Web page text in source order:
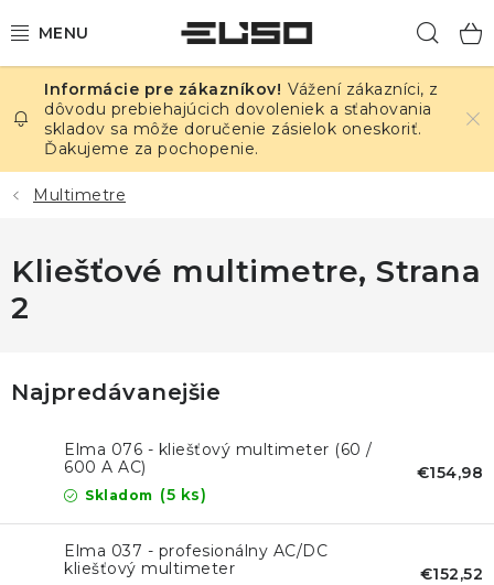
na
ELEKTRINA
TEPLOTA A VLHKOSŤ
TLAK A ÚNIKY
ZÁZNAMNÍKY
KALIBRÁCIA
TLAČ DPS
KONTAKTY
Vážení zákazníci, z
dôvodu prebiehajúcich dovoleniek a sťahovania
skladov sa môže doručenie zásielok oneskoriť.
Ďakujeme za pochopenie.
Multimetre
Kliešťové multimetre, Strana
2
Najpredávanejšie
Elma 076 - kliešťový multimeter (60 /
600 A AC)
Skladom (5 ks)
€154,98
Elma 037 - profesionálny AC/DC
kliešťový multimeter
€152,52